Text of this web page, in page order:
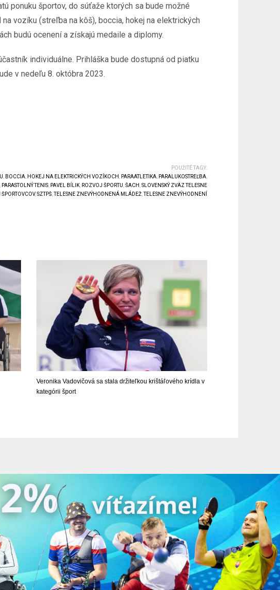
ponuku športov, do súťaže ktorých sa bude možné
vozíku (streľba na kôš), boccia, hokej na elektrických
budú ocenení a získajú medaile a diplomy.
individuálne. Prihláška bude dostupná od piatku
v nedeľu 8. októbra 2023.
POUŽITÉ TAGY:
BOCCIA, HOKEJ NA ELEKTRICKÝCH VOZÍKOCH PARAATLETIKA, PARALUKOSTREĽBA,
PARASTOLNÝ TENIS, PAVEL BÍLIK, ROZVOJ ŠPORTU ŠACH SLOVENSKÝ ZVÄZ TELESNE
ŠPORTOVCOV, SZTPŠ,TELESNE ZNEVÝHODNENÁ MLÁDEŽ,TELESNE ZNEVÝHODNENÍ
Veronika Vadovičová sa stala držiteľkou krištáľového krídla v
kategórii šport